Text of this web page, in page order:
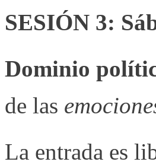
SESIÓN 3:
Dominio
de las
La entrada es